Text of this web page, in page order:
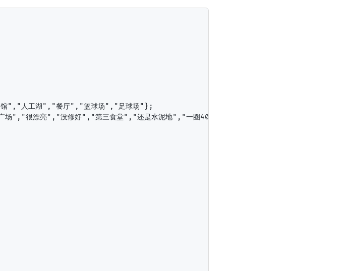
","人工湖","餐厅","篮球场","足球场"};
很漂亮","没修好","第三食堂","还是水泥地","一圈400米"};